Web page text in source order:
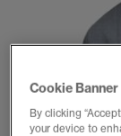
Cookie Banner
By clicking
your device to